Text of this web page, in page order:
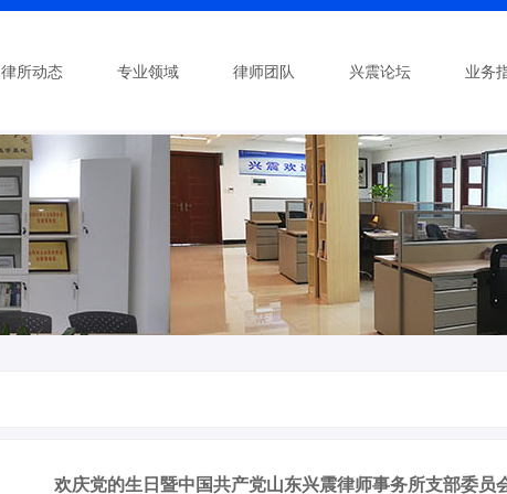
律所动态 专业领域 律师团队 兴震论坛 业务
欢庆党的生日暨中国共产党山东兴震律师事务所支部委员